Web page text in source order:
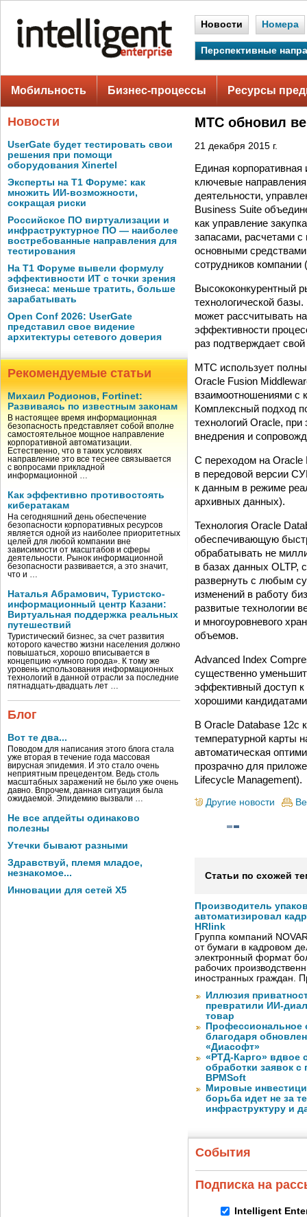
Новости Номера
Перспективные
Мобильность Бизнес-процессы Ресурсы
Новости
UserGate будет тестировать свои
решения при помощи
оборудования Xinertel
Эксперты на Т1 Форуме: как
множить ИИ-возможности,
сокращая риски
Российское ПО виртуализации и
инфраструктурное ПО — наиболее
востребованные направления для
тестирования
На Т1 Форуме вывели формулу
эффективности ИТ с точки зрения
бизнеса: меньше тратить, больше
зарабатывать
Open Conf 2026: UserGate
представил свое видение
архитектуры сетевого доверия
Рекомендуемые статьи
Михаил Родионов, Fortinet:
Развиваясь по известным законам
В настоящее время информационная
безопасность представляет собой вполне
самостоятельное мощное направление
корпоративной автоматизации.
Естественно, что в таких условиях
направление это все теснее связывается
с вопросами прикладной
информационной …
Как эффективно противостоять
кибератакам
На сегодняшний день обеспечение
безопасности корпоративных ресурсов
является одной из наиболее приоритетных
целей для любой компании вне
зависимости от масштабов и сферы
деятельности. Рынок информационной
безопасности развивается, а это значит,
что и …
Наталья Абрамович, Туристско-
информационный центр Казани:
Виртуальная поддержка реальных
путешествий
Туристический бизнес, за счет развития
которого качество жизни населения должно
повышаться, хорошо вписывается в
концепцию «умного города». К тому же
уровень использования информационных
технологий в данной отрасли за последние
пятнадцать-двадцать лет …
Блог
Вот те два...
Поводом для написания этого блога стала
уже вторая в течение года массовая
вирусная эпидемия. И это стало очень
неприятным прецедентом. Ведь столь
масштабных заражений не было уже очень
давно. Впрочем, данная ситуация была
ожидаемой. Эпидемию вызвали …
Не все апдейты одинаково
полезны
Утечки бывают разными
Здравствуй, племя младое,
незнакомое...
Инновации для сетей X5
МТС обновил
21 декабря 2015 г.
Единая
ключевые
деятельности,
Business Suite
как управление
запасами, расчетами
основными
сотрудников
Высококонкурентный
технологической
может рассчитывать
эффективности
раз подтверждает
МТС использует
Oracle Fusion
взаимоотношениями с
Комплексный подход
технологий Oracle,
внедрения и
С переходом на Oracle
в передовой версии
к данным в режиме
архивных данных).
Технология Oracle
обеспечивающую
обрабатывать не
в базах данных OLTP,
развернуть с любым
изменений в работу
развитые технологии
и многоуровневого
объемов.
Advanced Index
существенно
эффективный доступ к
хорошими
В Oracle Database 12c
температурной карты
автоматическая
прозрачно для
Lifecycle Management).
Другие новости
Статьи по схожей
Производитель
автоматизировал
HRlink
Группа компаний
от бумаги в кадровом
электронный формат
рабочих
иностранных граждан.
Иллюзия
превратили ИИ-
товар
Профессиональное
благодаря
«Диасофт»
«РТД-Карго» вдвое
обработки заявок
BPMSoft
Мировые
борьба идет не за
инфраструктуру и
События
Подписка на
Intelligent